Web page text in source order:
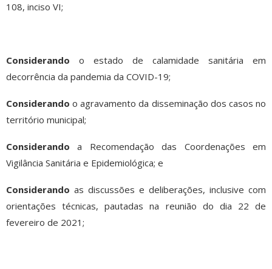
108, inciso VI;
Considerando o estado de calamidade sanitária em
decorrência da pandemia da COVID-19;
Considerandoo agravamento da disseminação dos casos no
território municipal;
Considerandoa Recomendação das Coordenações em
Vigilância Sanitária e Epidemiológica; e
Considerando as discussões e deliberações, inclusive com
orientações técnicas, pautadas na reunião do dia 22 de
fevereiro de 2021;